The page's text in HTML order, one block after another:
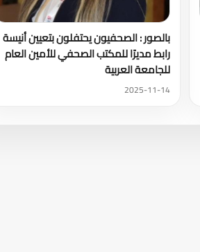
بالصور : الصحفيون يحتفلون بتعيين أنيسة
رابط مديرًا للمكتب الصحفي للأمين العام
للجامعة العربية
2025-11-14